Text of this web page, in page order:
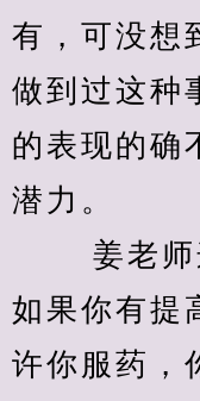
有，可没想
做到过这种
的表现的确
潜力。
姜老师这
如果你有提
许你服药，